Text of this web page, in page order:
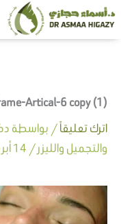
تخطي
إلى
Artical-6 copy (1)
اترك تعليقاً/ بواسطة
والتجميل والليزر/ 14 أبريل 2025